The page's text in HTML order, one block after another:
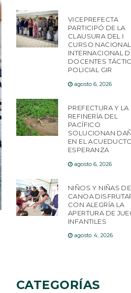
VICEPREFECTA
PARTICIPÓ DE LA
CLAUSURA DEL I
CURSO
INTERNACIONAL
DOCENTES
POLICIAL GIR
agosto 6, 2026
PREFECTURA Y LA
REFINERÍA DEL
PACÍFICO
SOLUCIONAN
EN EL
ESPERANZA
agosto 6, 2026
NIÑOS Y NIÑAS DE
CANOA
CON ALEGRÍA LA
APERTURA DE
INFANTILES
agosto 4, 2026
CATEGORÍAS